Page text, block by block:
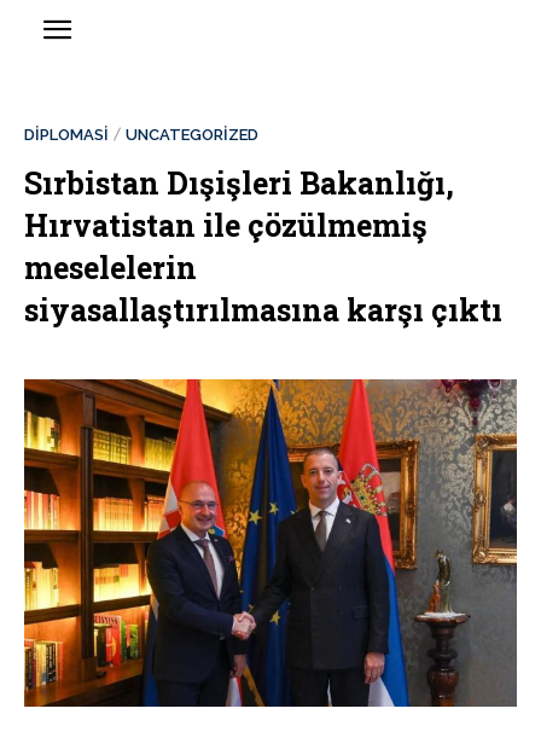
DİPLOMASİ UNCATEGORIZED
Sırbistan Dışişleri Bakanlığı,
Hırvatistan ile çözülmemiş
meselelerin
siyasallaştırılmasına karşı çıktı